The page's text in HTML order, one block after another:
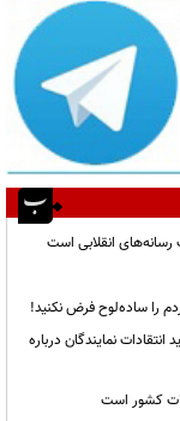
انقلابی است
را ساده‌لوح فرض نکنید!
نمایندگان درباره
کشور است